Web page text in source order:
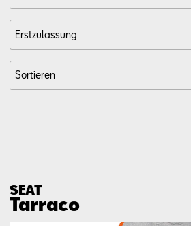
SEAT
Tarraco